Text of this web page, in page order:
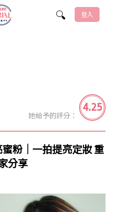
登入
她給予的評分： 4.25
粉｜一拍提亮定妝 重
分享